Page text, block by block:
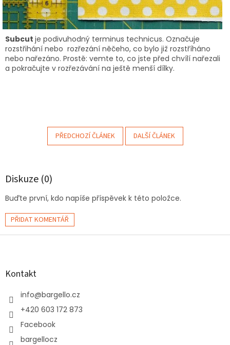
Subcut je podivuhodný terminus technicus. Označuje
rozstřihání nebo rozřezání něčeho, co bylo již rozstříháno
nebo nařezáno. Prostě: vemte to, co jste před chvílí nařezali
a pokračujte v rozřezávání na ještě menší dílky.
PŘEDCHOZÍ ČLÁNEK DALŠÍ ČLÁNEK
Diskuze (0)
Buďte první, kdo napíše příspěvek k této položce.
PŘIDAT KOMENTÁŘ
Z
Kontakt
info@bargello.cz
+420 603 172 873
Facebook
bargellocz